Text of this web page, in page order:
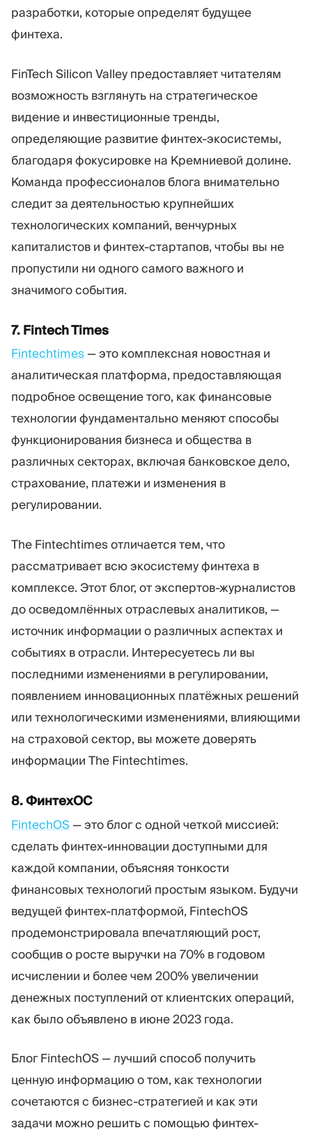
разработки, которые определят будущее
финтеха.
FinTech Silicon Valley предоставляет читателям
возможность взглянуть на стратегическое
видение и инвестиционные тренды,
определяющие развитие финтех-экосистемы,
благодаря фокусировке на Кремниевой долине.
Команда профессионалов блога внимательно
следит за деятельностью крупнейших
технологических компаний, венчурных
капиталистов и финтех-стартапов, чтобы вы не
пропустили ни одного самого важного и
значимого события.
7. Fintech Times
Fintechtimes — это комплексная новостная и
аналитическая платформа, предоставляющая
подробное освещение того, как финансовые
технологии фундаментально меняют способы
функционирования бизнеса и общества в
различных секторах, включая банковское дело,
страхование, платежи и изменения в
регулировании.
The Fintechtimes отличается тем, что
рассматривает всю экосистему финтеха в
комплексе. Этот блог, от экспертов-журналистов
до осведомлённых отраслевых аналитиков, —
источник информации о различных аспектах и
событиях в отрасли. Интересуетесь ли вы
последними изменениями в регулировании,
появлением инновационных платёжных решений
или технологическими изменениями, влияющими
на страховой сектор, вы можете доверять
информации The Fintechtimes.
8. ФинтехОС
FintechOS — это блог с одной четкой миссией:
сделать финтех-инновации доступными для
каждой компании, объясняя тонкости
финансовых технологий простым языком. Будучи
ведущей финтех-платформой, FintechOS
продемонстрировала впечатляющий рост,
сообщив о росте выручки на 70% в годовом
исчислении и более чем 200% увеличении
денежных поступлений от клиентских операций,
как было объявлено в июне 2023 года.
Блог FintechOS — лучший способ получить
ценную информацию о том, как технологии
сочетаются с бизнес-стратегией и как эти
задачи можно решить с помощью финтех-